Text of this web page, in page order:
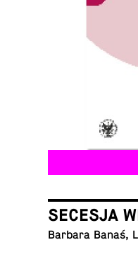
SECESJA
Barbara Banaś,